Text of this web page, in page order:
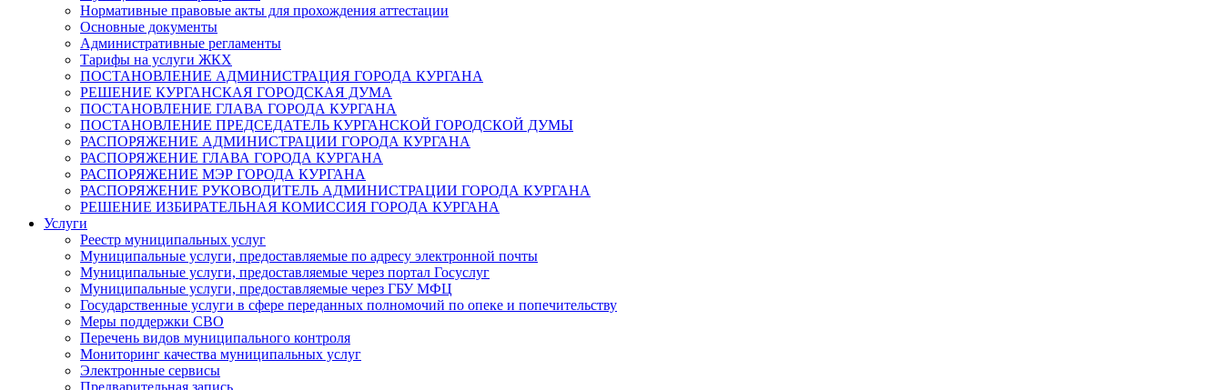
Нормативные правовые акты для прохождения аттестации
Основные документы
Административные регламенты
Тарифы на услуги ЖКХ
ПОСТАНОВЛЕНИЕ АДМИНИСТРАЦИЯ ГОРОДА КУРГАНА
РЕШЕНИЕ КУРГАНСКАЯ ГОРОДСКАЯ ДУМА
ПОСТАНОВЛЕНИЕ ГЛАВА ГОРОДА КУРГАНА
ПОСТАНОВЛЕНИЕ ПРЕДСЕДАТЕЛЬ КУРГАНСКОЙ ГОРОДСКОЙ ДУМЫ
РАСПОРЯЖЕНИЕ АДМИНИСТРАЦИИ ГОРОДА КУРГАНА
РАСПОРЯЖЕНИЕ ГЛАВА ГОРОДА КУРГАНА
РАСПОРЯЖЕНИЕ МЭР ГОРОДА КУРГАНА
РАСПОРЯЖЕНИЕ РУКОВОДИТЕЛЬ АДМИНИСТРАЦИИ ГОРОДА КУРГАНА
РЕШЕНИЕ ИЗБИРАТЕЛЬНАЯ КОМИССИЯ ГОРОДА КУРГАНА
Услуги
Реестр муниципальных услуг
Муниципальные услуги, предоставляемые по адресу электронной почты
Муниципальные услуги, предоставляемые через портал Госуслуг
Муниципальные услуги, предоставляемые через ГБУ МФЦ
Государственные услуги в сфере переданных полномочий по опеке и попечительству
Меры поддержки СВО
Перечень видов муниципального контроля
Мониторинг качества муниципальных услуг
Электронные сервисы
Предварительная запись